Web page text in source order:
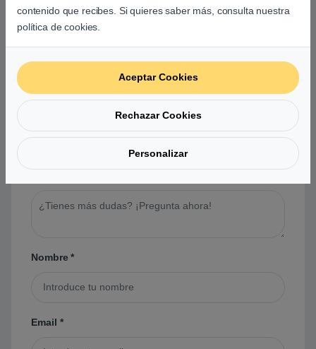
Preguntas y respuestas de los
usuarios sobre este producto
Nombre*
Email *
contenido que recibes. Si quieres saber más, consulta nuestra
política de cookies.
Aceptar Cookies
Rechazar Cookies
Personalizar